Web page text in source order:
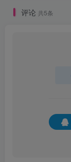
评论 共5条